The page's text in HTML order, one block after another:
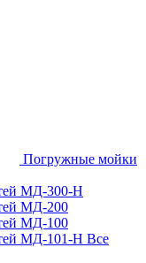
Погружные мойки
МД-300-H
МД-200
МД-100
МД-101-Н Все